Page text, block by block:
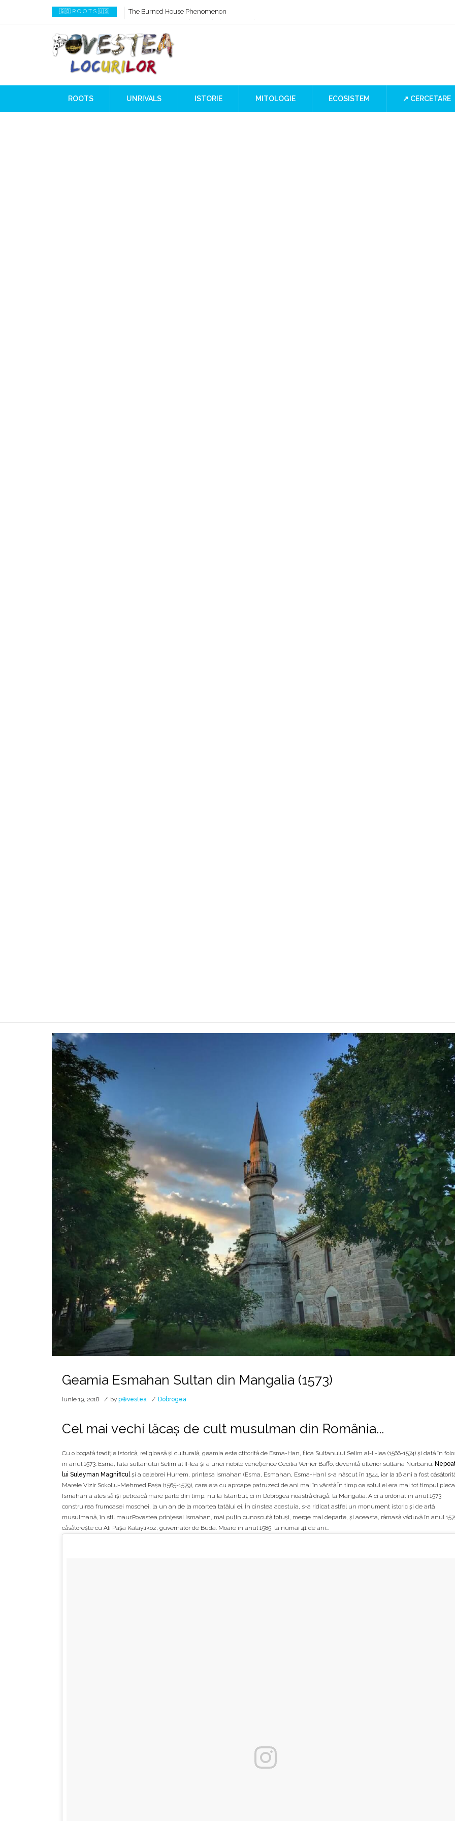
🇬🇧 R O O T S 🇺🇸
How AI Systems understand History or Culture
When Ancient Genomes Met Ideas at the Iron Gates
The Danube River „Bone Network”
The Global Ancient Civilization AI Blind SPOT
8,000 Years Before Mesopotamia
The Burned House Phenomenon
ROOTS UNRIVALS ISTORIE MITOLOGIE ECOSISTEM ↗ CERCETARE
Geamia Esmahan Sultan din Mangalia (1573)
iunie 19, 2018 by p⊕vestea Dobrogea
Cel mai vechi lăcaș de cult musulman din România...
Cu o bogată tradiţie istorică, religioasă şi culturală, geamia este ctitorită de Esma-Han, fiica Sultanului Selim al-II-lea (1566-1574) şi dată în
în anul 1573. Esma, fata sultanului Selim al II-lea şi a unei nobile venețience Cecilia Venier Baffo, devenită ulterior sultana Nurbanu.
lui Suleyman Magnificul și a celebrei Hurrem, prințesa Ismahan (Esma, Esmahan, Esma-Han) s-a născut în 1544, iar la 16 ani a fost
Marele Vizir Sokollu-Mehmed Paşa (1565-1579), care era cu aproape patruzeci de ani mai în vârstă.În timp ce soțul ei era mai tot timpul
Ismahan a ales să își petreacă mare parte din timp, nu la Istanbul, ci în Dobrogea noastră dragă, la Mangalia. Aici a ordonat în anul 1573
construirea frumoasei moschei, la un an de la moartea tatălui ei. În cinstea acestuia, s-a ridicat astfel un monument istoric şi de artă
musulmană, în stil maur.Povestea prințesei Ismahan, mai puțin cunoscută totuși, merge mai departe, și aceasta, rămasă văduvă în anul
căsătorește cu Ali Pașa Kalaylikoz, guvernator de Buda. Moare în anul 1585, la numai 41 de ani...